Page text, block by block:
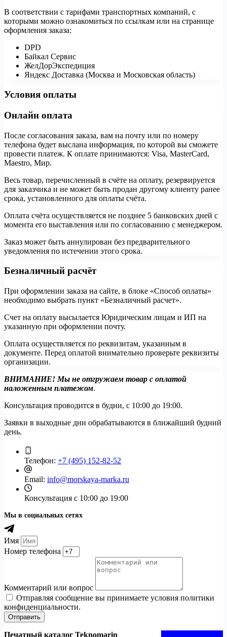
В соответствии с тарифами транспортных компаний, с
которыми можно ознакомиться по ссылкам или на странице
оформления заказа:
DPD
Байкал Сервис
ЖелДорЭкспедиция
Яндекс Доставка (Москва и Московская область)
Условия оплаты
Онлайн оплата
После согласования заказа, вам на почту или по номеру
телефона будет выслана информация, по которой вы сможете
провести платеж. К оплате принимаются: Visa, MasterCard,
Maestro, Мир.
Весь товар, перечисленный в счёте на оплату, резервируется
для заказчика и не может быть продан другому клиенту ранее
срока, установленного для оплаты счёта.
Оплата счёта осуществляется не позднее 5 банковских дней с
момента его выставления или по согласованию с менеджером.
Заказ может быть аннулирован без предварительного
уведомления по истечении этого срока.
Безналичный расчёт
При оформлении заказа на сайте, в блоке «Способ оплаты»
необходимо выбрать пункт «Безналичный расчет».
Счет на оплату высылается Юридическим лицам и ИП на
указанную при оформлении почту.
Оплата осуществляется по реквизитам, указанным в
документе. Перед оплатой внимательно проверьте реквизиты
организации.
ВНИМАНИЕ! Мы не отгружаем товар с оплатой
наложенным платежом.
Консультация проводится в будни, с 10:00 до 19:00.
Заявки в выходные дни обрабатываются в ближайший будний
день.
Телефон: +7 (495) 152-82-52
Email: info@morskaya-marka.ru
Консультация с 10:00 до 19:00
Мы в социальных сетях
Имя
Номер телефона
Комментарий или вопрос
Отправляя сообщение вы принимаете условия политики
конфиденциальности.
Отправить
Печатный каталог Teknomarin